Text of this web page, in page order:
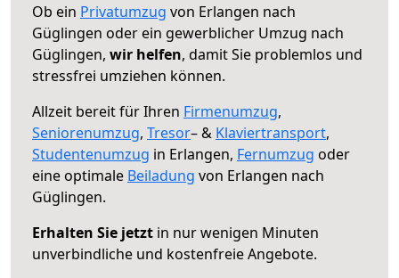
Ob ein Privatumzug von Erlangen nach
Güglingen oder ein gewerblicher Umzug nach
Güglingen, wir helfen, damit Sie problemlos und
stressfrei umziehen können.
Allzeit bereit für Ihren Firmenumzug,
Seniorenumzug, Tresor– & Klaviertransport,
Studentenumzug in Erlangen, Fernumzug oder
eine optimale Beiladung von Erlangen nach
Güglingen.
Erhalten Sie jetzt in nur wenigen Minuten
unverbindliche und kostenfreie Angebote.